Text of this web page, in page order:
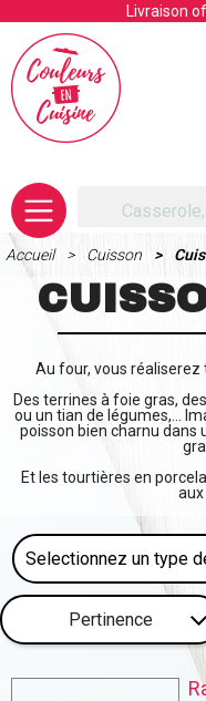
Livraison
Accueil Cuisson
Au four, vous réaliserez
Des terrines à foie gras,
ou un tian de légumes,...
poisson bien charnu dans
Et les tourtières en
aux
Pertinence